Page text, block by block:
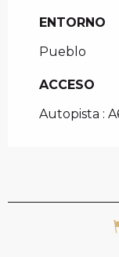
ENTORNO
ENTORNO
Pueblo
ACCESO
ACCESO
Autopista :